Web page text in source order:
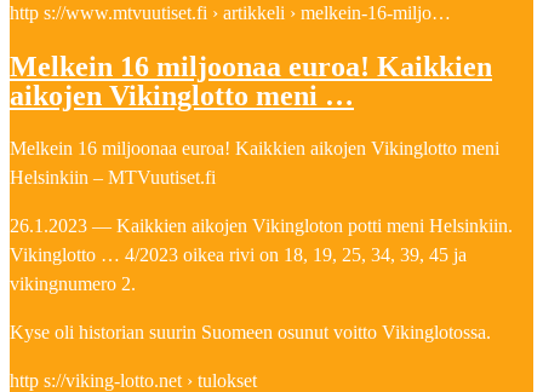
http s://www.mtvuutiset.fi › artikkeli › melkein-16-miljo…
Melkein 16 miljoonaa euroa! Kaikkien
aikojen Vikinglotto meni …
Melkein 16 miljoonaa euroa! Kaikkien aikojen Vikinglotto meni
Helsinkiin – MTVuutiset.fi
26.1.2023 — Kaikkien aikojen Vikingloton potti meni Helsinkiin.
Vikinglotto … 4/2023 oikea rivi on 18, 19, 25, 34, 39, 45 ja
vikingnumero 2.
Kyse oli historian suurin Suomeen osunut voitto Vikinglotossa.
http s://viking-lotto.net › tulokset